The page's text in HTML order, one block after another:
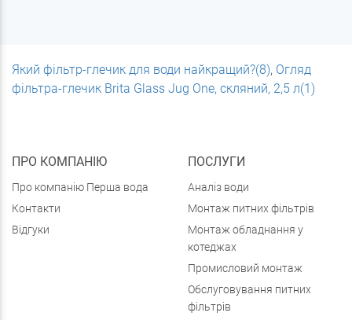
Який фільтр-глечик для води найкращий?(8), Огляд
фільтра-глечик Brita Glass Jug One, скляний, 2,5 л(1)
ПРО КОМПАНІЮ
Про компанію Перша вода
Контакти
Відгуки
ПОСЛУГИ
Аналіз води
Монтаж питних фільтрів
Монтаж обладнання у
котеджах
Промисловий монтаж
Обслуговування питних
фільтрів